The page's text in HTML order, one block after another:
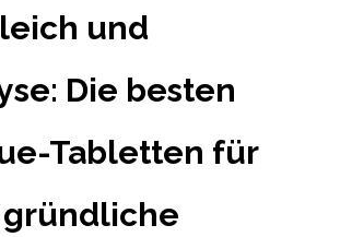
und
Die besten
Tabletten für